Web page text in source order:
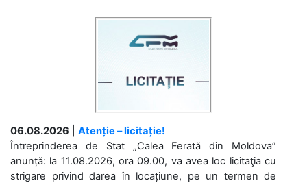
06.08.2026
Atenție – licitație!
Întreprinderea de Stat „Calea Ferată din Moldova”
anunță: la 11.08.2026, ora 09.00, va avea loc licitaţia cu
strigare privind darea în locațiune, pe un termen de